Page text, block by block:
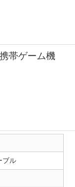
帯ゲーム機
ブル